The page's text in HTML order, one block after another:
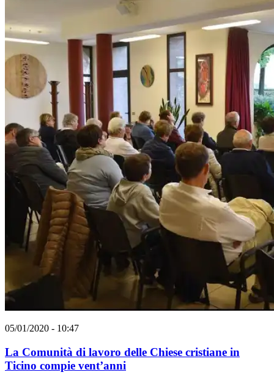
05/01/2020 - 10:47
La Comunità di lavoro delle Chiese cristiane in
Ticino compie vent’anni